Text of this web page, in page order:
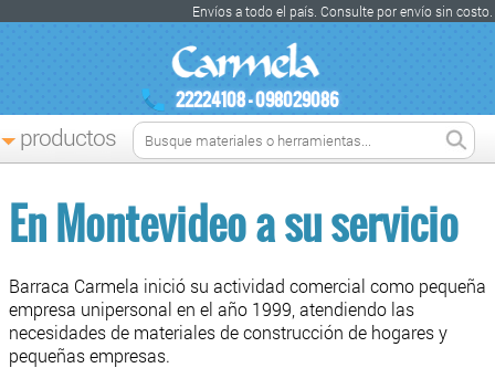
Envíos a todo el país. Consulte por envío sin costo.
22224108 - 098029086
productos
En Montevideo a su servicio
Barraca Carmela inició su actividad comercial como pequeña
empresa unipersonal en el año 1999, atendiendo las
necesidades de materiales de construcción de hogares y
pequeñas empresas.